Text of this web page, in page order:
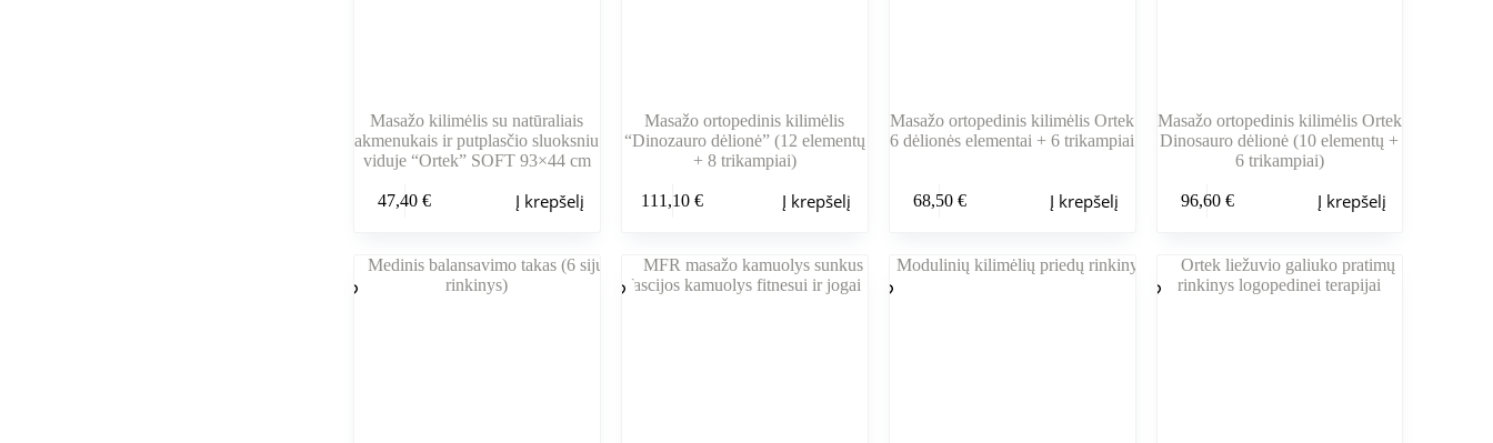
Masažo kilimėlis su natūraliais
akmenukais ir putplasčio sluoksniu
viduje “Ortek” SOFT 93×44 cm
47,40€ Į krepšelį
Masažo ortopedinis kilimėlis
“Dinozauro dėlionė” (12 elementų
+ 8 trikampiai)
111,10 € Į krepšelį
Masažo ortopedinis kilimėlis Ortek
6 dėlionės elementai + 6 trikampiai
68,50 € Į krepšelį
Masažo ortopedinis kilimėlis Ortek
Dinosauro dėlionė (10 elementų +
6 trikampiai)
96,60 € Į krepšelį